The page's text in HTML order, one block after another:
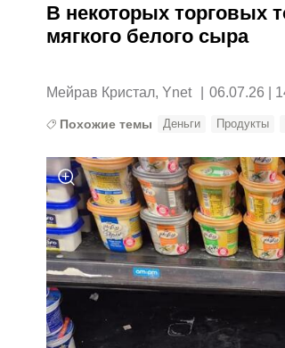
В некоторых торговых
мягкого белого сыра
Мейрав Кристал, Ynet 06.07.26 |
Похожие темы Деньги Продукты